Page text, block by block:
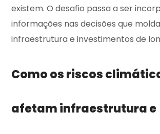
existem. O desafio passa a ser
informações nas decisões que
infraestrutura e investimentos de
Como os riscos
afetam infraestrutura e